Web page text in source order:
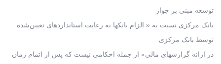
توسعه مبنی بر جواز
بانک مرکزی نسبت به « الزام بانکها به رعایت استانداردهای تعیین‌شده
توسط بانک مرکزی
در ارائه گزارشهای مالی» از جمله احکامی نیست که پس از اتمام زمان